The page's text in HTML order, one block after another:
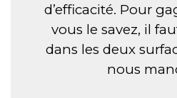
d’efficacité. Pour
vous le savez, il
dans les deux
nous